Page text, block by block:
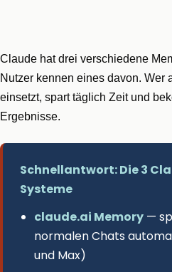
Claude hat drei verschiedene
Nutzer kennen eines davon. Wer
einsetzt, spart täglich Zeit und
Ergebnisse.
Schnellantwort: Die 3
Systeme
claude.ai Memory —
normalen Chats
und Max)